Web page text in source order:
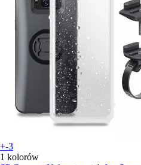
+-3
1 kolorów